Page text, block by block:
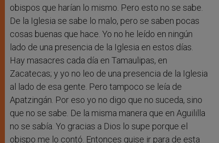
obispos que harían lo mismo. Pero esto no se sabe.
De la Iglesia se sabe lo malo, pero se saben pocas
cosas buenas que hace. Yo no he leído en ningún
lado de una presencia de la Iglesia en estos días.
Hay masacres cada día en Tamaulipas, en
Zacatecas; y yo no leo de una presencia de la Iglesia
al lado de esa gente. Pero tampoco se leía de
Apatzingán. Por eso yo no digo que no suceda, sino
que no se sabe. De la misma manera que en Aguililla
no se sabía. Yo gracias a Dios lo supe porque el
obispo me lo contó. Entonces quise ir para de esta